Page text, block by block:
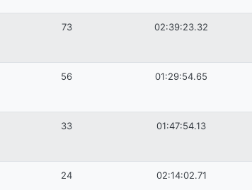
73 02:39:23.32
56 01:29:54.65
33 01:47:54.13
24 02:14:02.71